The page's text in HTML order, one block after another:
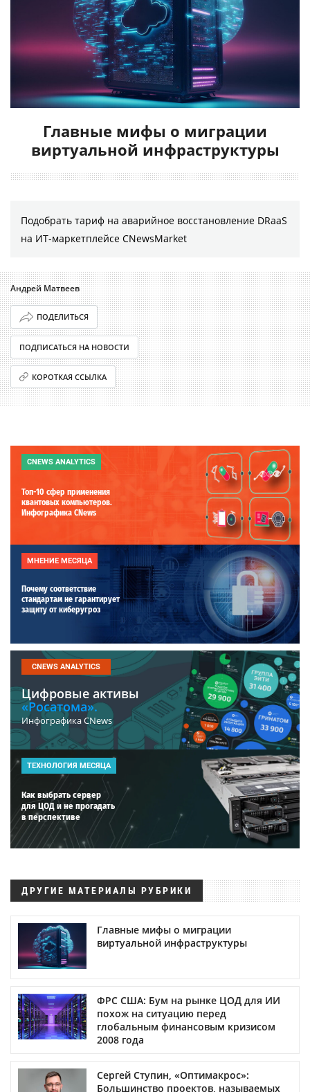
Главные мифы о миграции
виртуальной инфраструктуры
Подобрать тариф на аварийное восстановление DRaaS
на ИТ-маркетплейсе CNewsMarket
Андрей Матвеев
ПОДЕЛИТЬСЯ
ПОДПИСАТЬСЯ НА НОВОСТИ
КОРОТКАЯ ССЫЛКА
CNEWS ANALYTICS
Топ-10 сфер применения
квантовых компьютеров.
Инфографика CNews
МНЕНИЕ МЕСЯЦА
Почему соответствие
стандартам не гарантирует
защиту от киберугроз
CNEWS ANALYTICS
Цифровые активы
«Росатома».
Инфографика CNews
ТЕХНОЛОГИЯ МЕСЯЦА
Как выбрать сервер
для ЦОД и не прогадать
в перспективе
ДРУГИЕ МАТЕРИАЛЫ РУБРИКИ
Главные мифы о миграции
виртуальной инфраструктуры
ФРС США: Бум на рынке ЦОД для ИИ
похож на ситуацию перед
глобальным финансовым кризисом
2008 года
Сергей Ступин, «Оптимакрос»:
Большинство проектов, называемых